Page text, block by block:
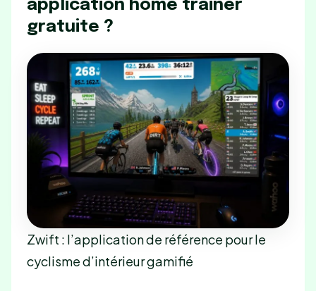
application home trainer
gratuite ?
Zwift : l’application de référence pour le
cyclisme d’intérieur gamifié